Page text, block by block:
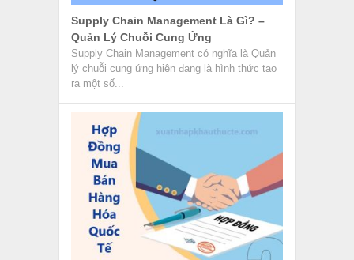
Supply Chain Management Là Gì? –
Quản Lý Chuỗi Cung Ứng
Supply Chain Management có nghĩa là Quản
lý chuỗi cung ứng hiện đang là hình thức tạo
ra một số...